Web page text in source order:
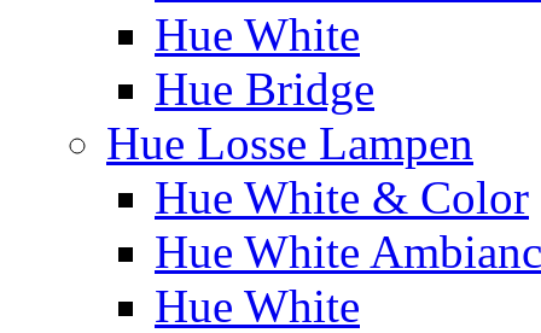
Hue White
Hue Bridge
Hue Losse Lampen
Hue White & Color
Hue White
Hue White